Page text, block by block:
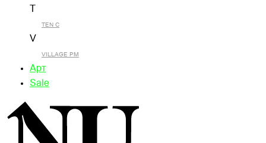
TEN C
V
VILLAGE PM
Арт
Sale